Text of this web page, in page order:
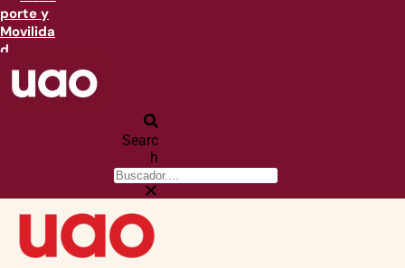
porte y
Movilida
d
Searc
h